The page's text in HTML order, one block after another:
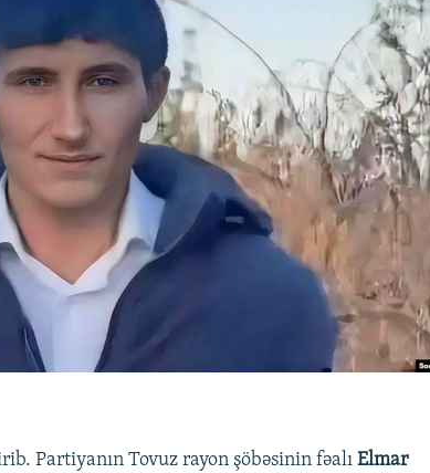
Partiyanın Tovuz rayon şöbəsinin fəalı Elmar